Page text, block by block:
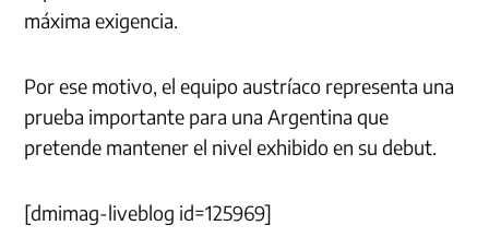
máxima exigencia.
Por ese motivo, el equipo austríaco representa una
prueba importante para una Argentina que
pretende mantener el nivel exhibido en su debut.
[dmimag-liveblog id=125969]